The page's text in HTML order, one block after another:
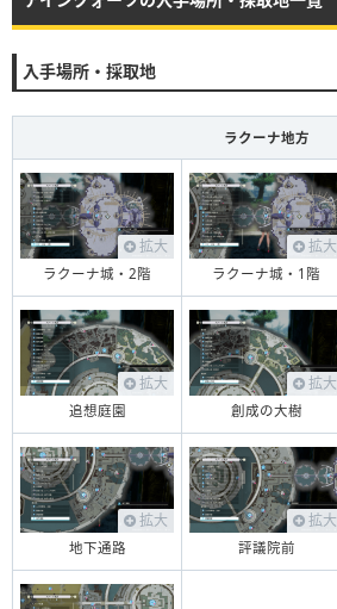
入手場所・採取地
ラクーナ地方
拡大
ラクーナ城・2階
拡大
ラクーナ城・1階
拡大
追想庭園
拡大
創成の大樹
拡大
地下通路
拡大
評議院前